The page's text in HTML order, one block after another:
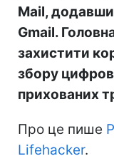
Mail, додавши
Gmail.
захистити
збору
прихованих
Про це пише
Lifehacker.